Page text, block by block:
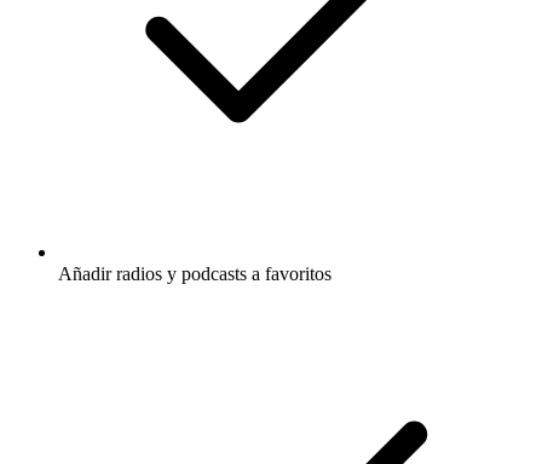
Añadir radios y podcasts a favoritos